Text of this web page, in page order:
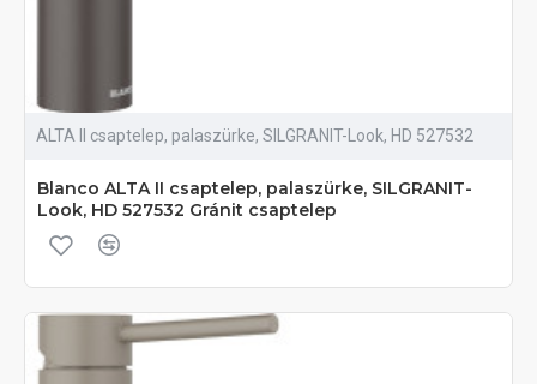
ALTA II csaptelep, palaszürke, SILGRANIT-Look, HD 527532
Blanco ALTA II csaptelep, palaszürke, SILGRANIT-
Look, HD 527532 Gránit csaptelep